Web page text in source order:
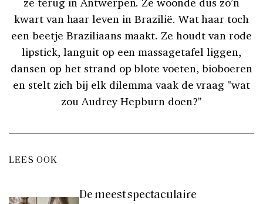
kwart van haar leven in Brazilië. Wat haar toch
een beetje Braziliaans maakt. Ze houdt van rode
lipstick, languit op een massagetafel liggen,
dansen op het strand op blote voeten, bioboeren
en stelt zich bij elk dilemma vaak de vraag "wat
zou Audrey Hepburn doen?"
LEES OOK
De meest spectaculaire